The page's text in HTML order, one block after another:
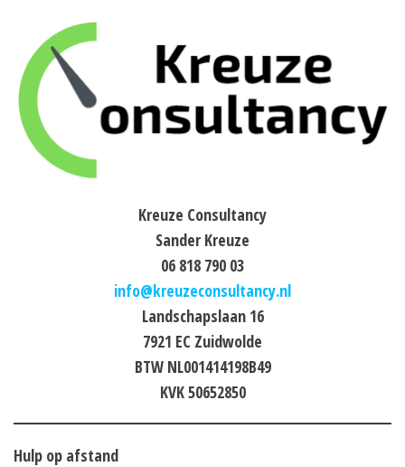
Kreuze Consultancy
Sander Kreuze
06 818 790 03
info@kreuzeconsultancy.nl
Landschapslaan 16
7921 EC Zuidwolde
BTW NL001414198B49
KVK 50652850
Hulp op afstand